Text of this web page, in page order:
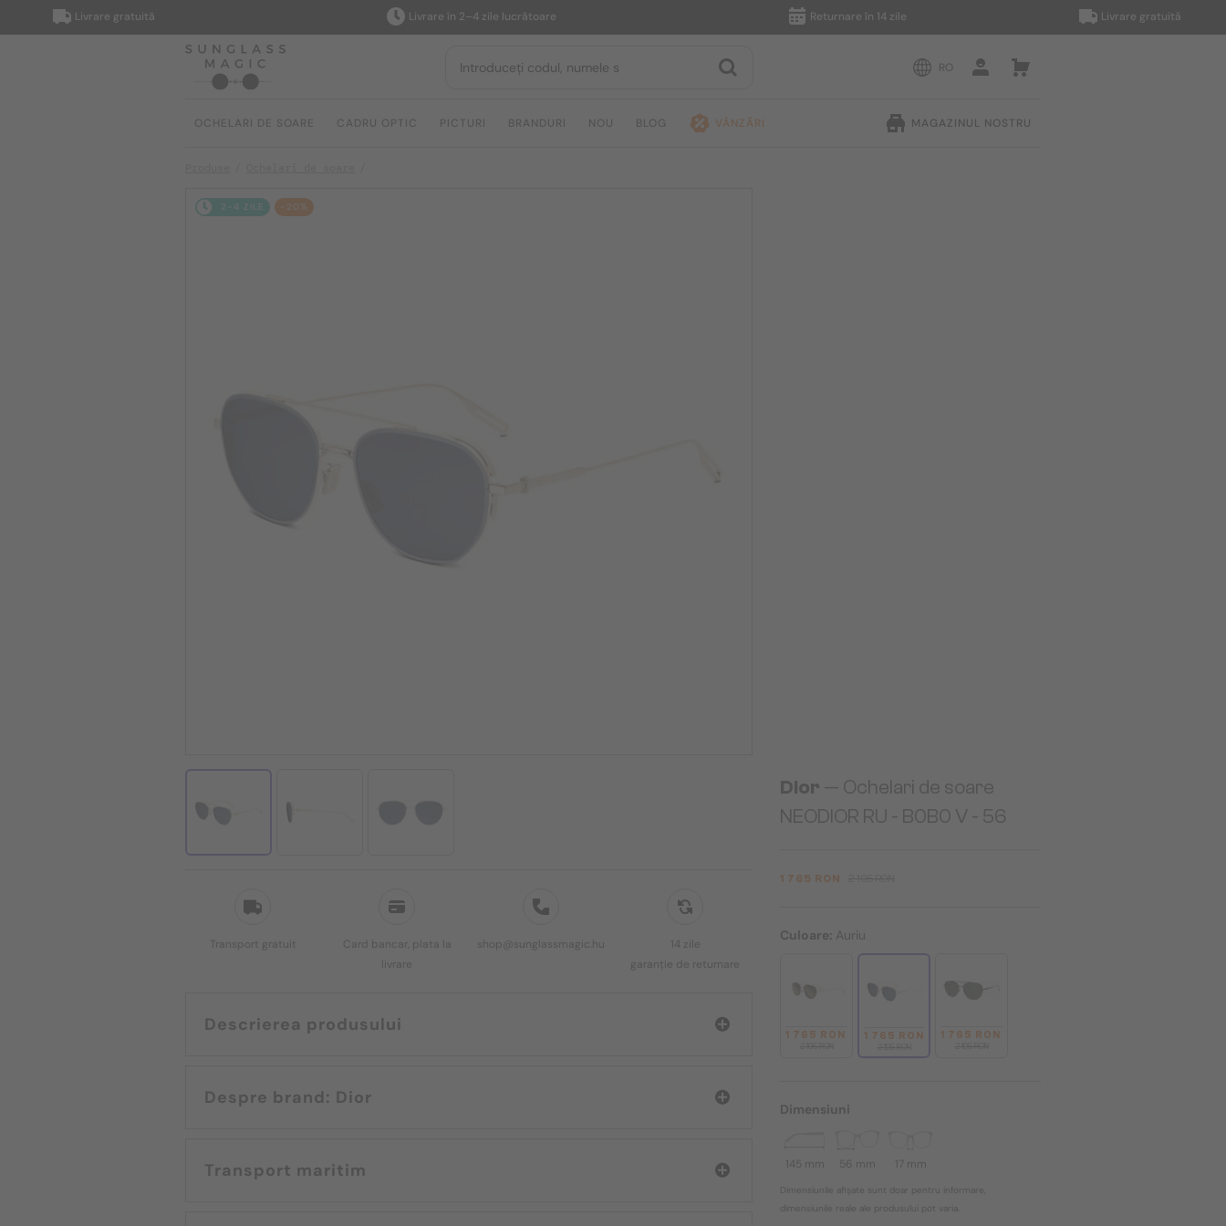
Livrare gratuită Livrare în 2–4 zile lucrătoare Returnare în 14 zile Livrare gratuită
RO
OCHELARI DE SOARE CADRU OPTIC PICTURI BRANDURI NOU BLOG VÂNZĂRI MAGAZINUL NOSTRU
2-4 ZILE -20%
Transport gratuit
Card bancar, plata la
livrare
shop@sunglassmagic.hu
14 zile
garanție de returnare
Descrierea produsului
Despre brand: Dior
Transport maritim
Dior — Ochelari de soare
NEODIOR RU - B0B0 V - 56
1 765 RON
Culoare: Auriu
1 765 RON 1 765 RON 1 765 RON
Dimensiuni
145 mm 56 mm 17 mm
Dimensiunile afișate sunt doar pentru informare,
dimensiunile reale ale produsului pot varia.